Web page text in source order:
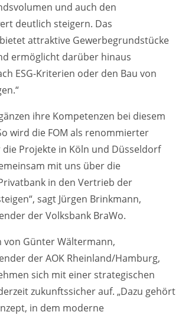
und auch den
deutlich steigern. Das
attraktive Gewerbegrundstücke
ermöglicht darüber hinaus
ESG-Kriterien oder den Bau von
ihre Kompetenzen bei diesem
wird die FOM als renommierter
Projekte in Köln und Düsseldorf
mit uns über die
in den Vertrieb der
sagt Jürgen Brinkmann,
der Volksbank BraWo.
von Günter Wältermann,
der AOK Rheinland/Hamburg,
sich mit einer strategischen
zukunftssicher auf. „Dazu gehört
in dem moderne